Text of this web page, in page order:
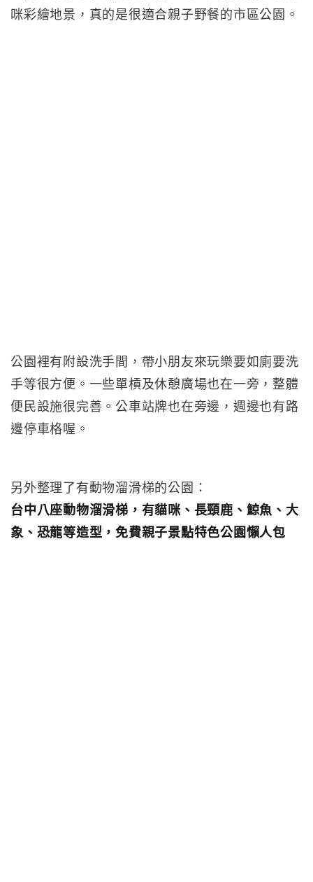
咪彩繪地景，真的是很適合親子野餐的市區公園。
公園裡有附設洗手間，帶小朋友來玩樂要如廁要洗
手等很方便。一些單槓及休憩廣場也在一旁，整體
便民設施很完善。公車站牌也在旁邊，週邊也有路
邊停車格喔。
另外整理了有動物溜滑梯的公園：
台中八座動物溜滑梯，有貓咪、長頸鹿、鯨魚、大
象、恐龍等造型，免費親子景點特色公園懶人包